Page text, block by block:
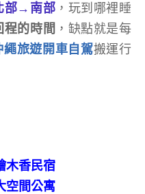
部→南部 ，玩到哪裡睡
程的時間 ，缺點就是每
繩旅遊開車自駕搬運行
木香民宿
空間公寓